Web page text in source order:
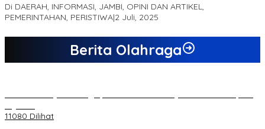
Di DAERAH, INFORMASI, JAMBI, OPINI DAN ARTIKEL,
PEMERINTAHAN, PERISTIWA|2 Juli, 2025
Berita Olahraga
11080 Dilihat